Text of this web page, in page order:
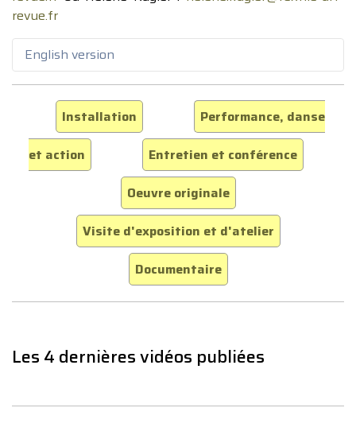
revue.fr
English version
Installation
Performance, danse
et action
Entretien et conférence
Oeuvre originale
Visite d'exposition et d'atelier
Documentaire
Les 4 dernières vidéos publiées